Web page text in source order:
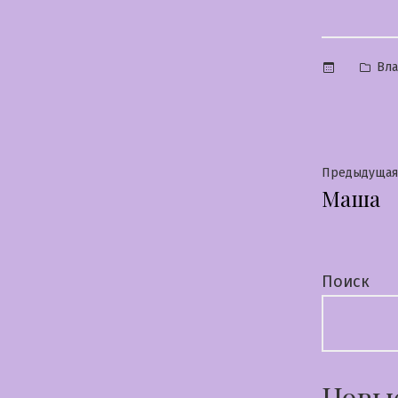
по
Предыдущая
Маша
Поиск